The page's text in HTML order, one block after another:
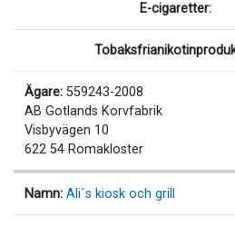
E-cigaretter:
Ägare: 559243-2008
AB Gotlands Korvfabrik
Visbyvägen 10
622 54 Romakloster
Namn: Ali´s kiosk och grill